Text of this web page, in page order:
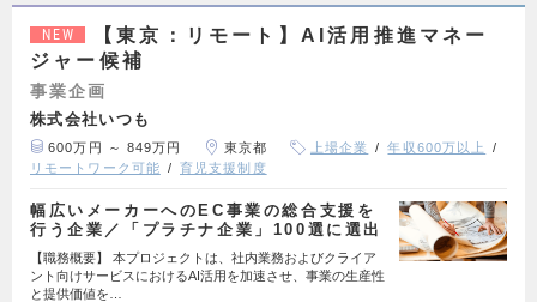
NEW
【東京：リモート】AI活用推進マネー
ジャー候補
事業企画
株式会社いつも
600万円 ～ 849万円 東京都 上場企業
年収600万以上
リモートワーク可能
育児支援制度
幅広いメーカーへのEC事業の総合支援を
行う企業／「プラチナ企業」100選に選出
【職務概要】 本プロジェクトは、社内業務およびクライア
ント向けサービスにおけるAI活用を加速させ、事業の生産性
と提供価値を…